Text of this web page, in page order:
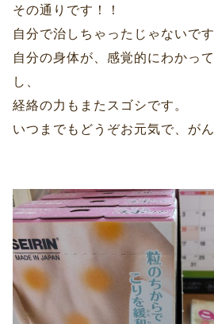
その通りです！！
自分で治しちゃったじゃないで
自分の身体が、感覚的にわかっ
し、
経絡の力もまたスゴシです。
いつまでもどうぞお元気で、が